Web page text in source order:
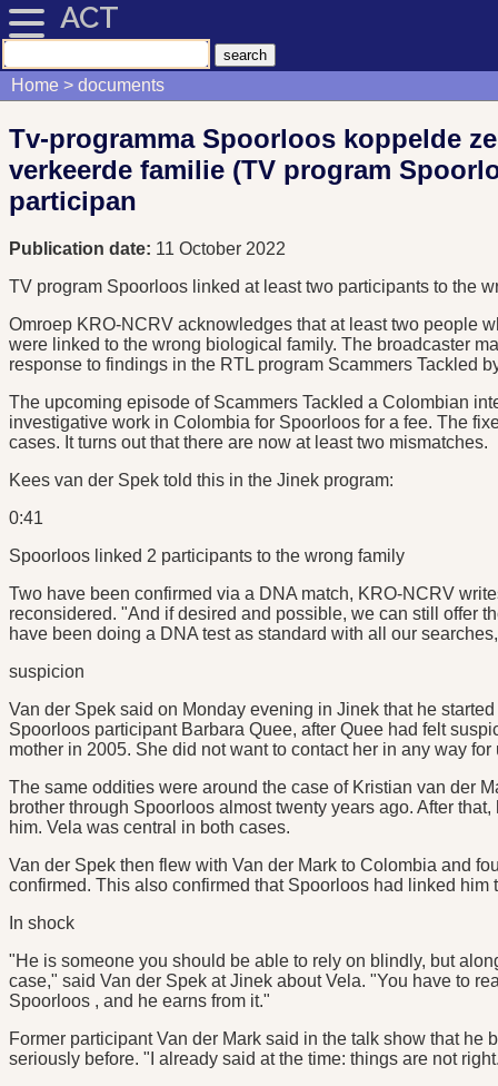
ACT
Home documents
Tv-programma Spoorloos koppelde
verkeerde familie (TV program
participan
Publication date: 11 October 2022
TV program Spoorloos linked at least two participants to the
Omroep KRO-NCRV acknowledges that at least two people
were linked to the wrong biological family. The broadcaster
response to findings in the RTL program Scammers Tackled
The upcoming episode of Scammers Tackled a Colombian
investigative work in Colombia for Spoorloos for a fee. The
cases. It turns out that there are now at least two mismatches.
Kees van der Spek told this in the Jinek program:
0:41
Spoorloos linked 2 participants to the wrong family
Two have been confirmed via a DNA match, KRO-NCRV
reconsidered. "And if desired and possible, we can still offer
have been doing a DNA test as standard with all our
suspicion
Van der Spek said on Monday evening in Jinek that he
Spoorloos participant Barbara Quee, after Quee had felt
mother in 2005. She did not want to contact her in any way
The same oddities were around the case of Kristian van der
brother through Spoorloos almost twenty years ago. After
him. Vela was central in both cases.
Van der Spek then flew with Van der Mark to Colombia and
confirmed. This also confirmed that Spoorloos had linked him
In shock
"He is someone you should be able to rely on blindly, but
case," said Van der Spek at Jinek about Vela. "You have to
Spoorloos , and he earns from it."
Former participant Van der Mark said in the talk show that he
seriously before. "I already said at the time: things are not